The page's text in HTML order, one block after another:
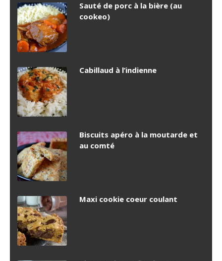
Sauté de porc à la bière (au
cookeo)
Cabillaud à l’indienne
Biscuits apéro à la moutarde et
au comté
Maxi cookie coeur coulant